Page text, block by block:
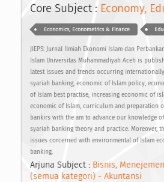
Core Subject : Economy,
Economics, Econometrics & Finance
JIEPS: Jurnal Ilmiah Ekonomi Islam dan
Islam Universitas Muhammadiyah Aceh is
latest issues and trends occurring
syariah banking, economic of Islam policy,
of Islam best practise, increasing economic of
economic of Islam, curriculum and preparation
bankirs with the am to advance our knowledge
syariah banking theory and practice. Moreover,
issues corcerned with environmental of Islam
banking.
Arjuna Subject : Bisnis,
(semua kategori) - Akuntansi